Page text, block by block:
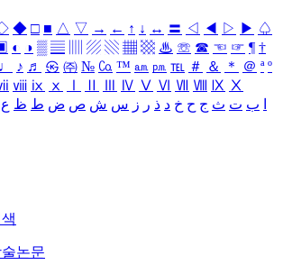
◆ □ ■ △ ▽ → ← ↑ ↓ ↔ 〓 ◁ ◀ ▷ ▶ ♤
◐ ◑ ▒ ▤ ▨ ▧ ▦ ▩ ♨ ☏ ☎ ☜ ☞ ¶ †
♩ ♪ ♬ ㉿ ㈜ № ㏇ ™ ㏂ ㏘ ℡ ＃ ＆ ＊ ＠ ª º
ⅷ ⅸ ⅹ Ⅳ Ⅴ Ⅵ Ⅶ Ⅷ Ⅸ Ⅹ
ب ت ث ج ح خ د ذ ر ز س ش ص ض ط ظ ع
논문